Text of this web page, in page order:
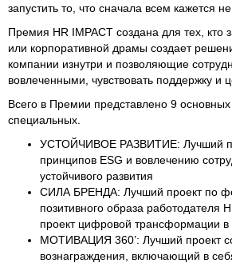
запустить то, что сначала всем кажется
Премия HR IMPACT создана для тех, кто
или корпоративной драмы создает
компании изнутри и позволяющие
вовлеченными, чувствовать поддержку и
Всего в Премии представлено 9
специальных.
УСТОЙЧИВОЕ РАЗВИТИЕ: Лучший
принципов ESG и вовлечению
устойчивого развития
СИЛА БРЕНДА: Лучший проект по
позитивного образа
проект цифровой трансформации в
МОТИВАЦИЯ 360’: Лучший проект
вознаграждения, включающий в